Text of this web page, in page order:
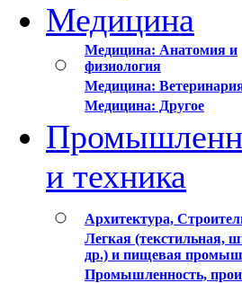
Медицина
Медицина: Анатомия и
физиология
Медицина:
Медицина: Другое
и техника
Архитектура,
Легкая (текстильная,
др.) и пищевая
Промышленность,